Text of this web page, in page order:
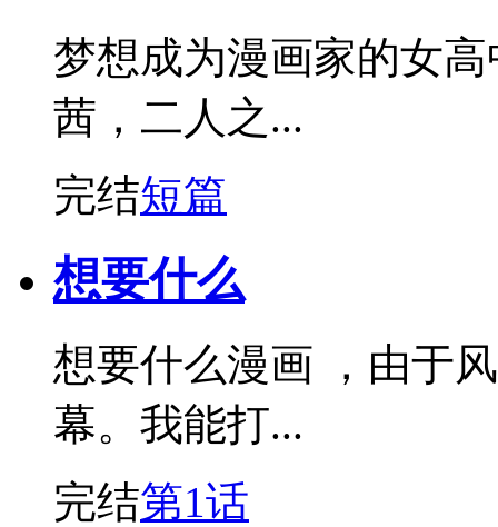
梦想成为漫画家的女
茜，二人之...
完结短篇
想要什么
想要什么漫画 ，由于
幕。我能打...
完结第1话